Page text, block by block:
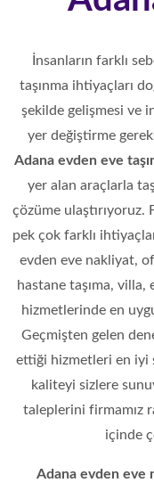
İnsanların farklı
taşınma ihtiyaçları
şekilde gelişmesi ve
yer değiştirme
Adana evden eve
yer alan araçlarla
çözüme ulaştırıyoruz.
pek çok farklı
evden eve nakliyat,
hastane taşıma, villa,
hizmetlerinde en
Geçmişten gelen
ettiği hizmetleri en iyi
kaliteyi sizlere
taleplerini firmamız
içinde
Adana evden eve